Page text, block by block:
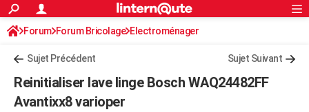
ACTUALITÉS
Politique
Société
Faits Divers
Education
Monde
Villes
+
Programme TV
TNTStreaming
Cinéma
Sorties cinéma
Musique
FINANCE
S'inscrire
Connexion
Forum Forum Bricolage Electroménager
Sujet Précédent Sujet Suivant
Reinitialiser lave linge Bosch WAQ24482FF
Avantixx8 varioper